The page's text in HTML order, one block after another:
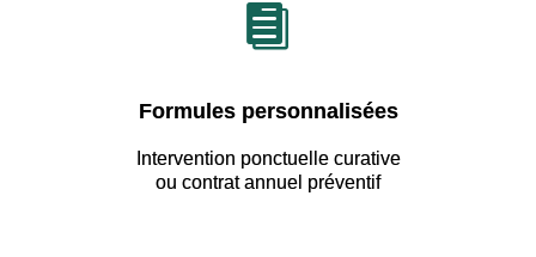

Formules personnalisées
Intervention ponctuelle curative
ou contrat annuel préventif